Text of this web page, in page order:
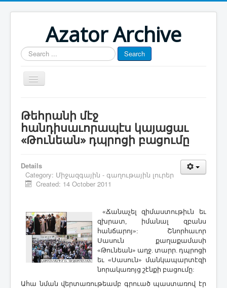
Azator Archive
Search
...
Search
Յուշատետր
Հայաստան-Արցախ
Յօդուածագրութիւն
Թեհրանի մէջ
հանդիսաւորապէս կայացաւ
«Թունեան» դպրոցի բացումը
Details
Category: Միջազգային - գաղութային լուրեր
Created: 14 October 2011
«Ճանաչել զիմաստութիւն եւ
զխրատ, իմանալ զբանս
հանճարոյ»: Շնորհաւոր
Սասուն քաղաքամասի
«Թունեան» աղջ. տարր. դպրոցի
եւ «Սասուն» մանկապարտէզի
նորակառոյց շէնքի բացումը:
Ահա նման վերտառութեամբ գրուած պաստառով էր